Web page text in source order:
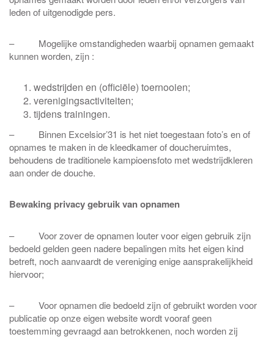
leden of uitgenodigde pers.
– Mogelijke omstandigheden waarbij opnamen gemaakt
kunnen worden, zijn :
wedstrijden en (officiële) toernooien;
verenigingsactiviteiten;
tijdens trainingen.
– Binnen Excelsior’31 is het niet toegestaan foto’s en of
opnames te maken in de kleedkamer of doucheruimtes,
behoudens de traditionele kampioensfoto met wedstrijdkleren
aan onder de douche.
Bewaking privacy gebruik van opnamen
– Voor zover de opnamen louter voor eigen gebruik zijn
bedoeld gelden geen nadere bepalingen mits het eigen kind
betreft, noch aanvaardt de vereniging enige aansprakelijkheid
hiervoor;
– Voor opnamen die bedoeld zijn of gebruikt worden voor
publicatie op onze eigen website wordt vooraf geen
toestemming gevraagd aan betrokkenen, noch worden zij